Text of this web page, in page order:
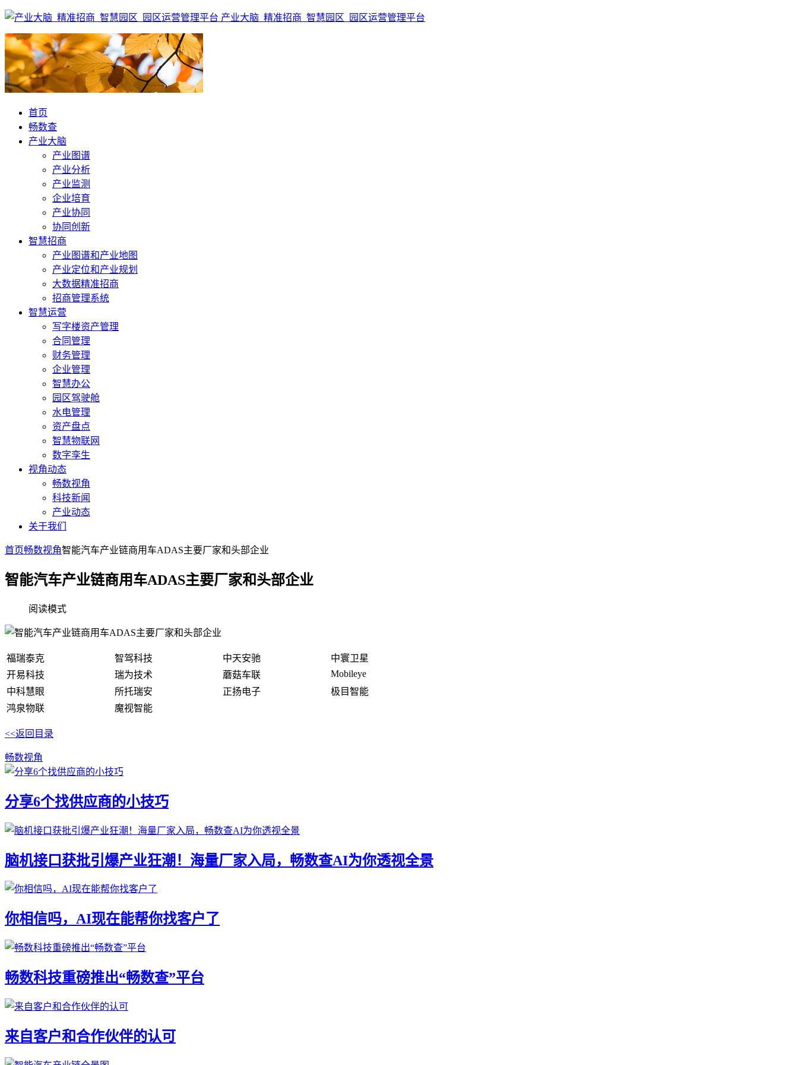
产业大脑_精准招商_智慧园区_园区运营管理平台
首页
畅数查
产业大脑
产业图谱
产业分析
产业监测
企业培育
产业协同
协同创新
智慧招商
产业图谱和产业地图
产业定位和产业规划
大数据精准招商
招商管理系统
智慧运营
写字楼资产管理
合同管理
财务管理
企业管理
智慧办公
园区驾驶舱
水电管理
资产盘点
智慧物联网
数字孪生
视角动态
畅数视角
科技新闻
产业动态
关于我们
首页畅数视角智能汽车产业链商用车ADAS主要厂家和头部企业
智能汽车产业链商用车ADAS主要厂家和头部企业
阅读模式
福瑞泰克 智驾科技 中天安驰
中寰卫星
开易科技
瑞为技术 蘑菇车联
Mobileye
中科慧眼
所托瑞安 正扬电子
极目智能
鸿泉物联
魔视智能
<<返回目录
畅数视角
分享6个找供应商的小技巧
脑机接口获批引爆产业狂潮！海量厂家入局，畅数查AI为你透视全景
你相信吗，AI现在能帮你找客户了
畅数科技重磅推出“畅数查”平台
来自客户和合作伙伴的认可